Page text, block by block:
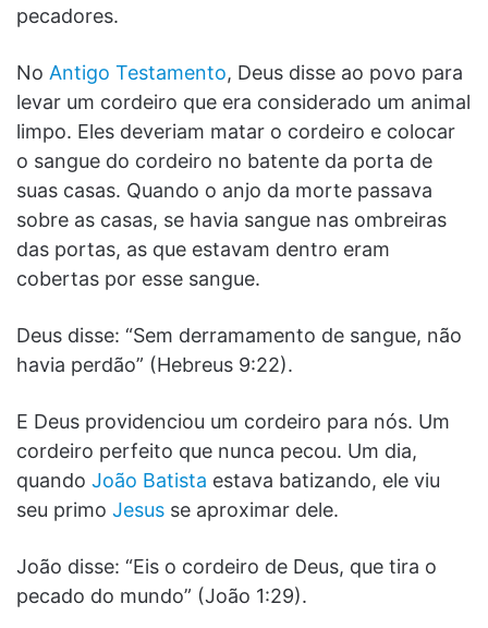
pecadores.
No Antigo Testamento, Deus disse ao povo para
levar um cordeiro que era considerado um animal
limpo. Eles deveriam matar o cordeiro e colocar
o sangue do cordeiro no batente da porta de
suas casas. Quando o anjo da morte passava
sobre as casas, se havia sangue nas ombreiras
das portas, as que estavam dentro eram
cobertas por esse sangue.
Deus disse: “Sem derramamento de sangue, não
havia perdão” (Hebreus 9:22).
E Deus providenciou um cordeiro para nós. Um
cordeiro perfeito que nunca pecou. Um dia,
quando João Batista estava batizando, ele viu
seu primo Jesus se aproximar dele.
João disse: “Eis o cordeiro de Deus, que tira o
pecado do mundo” (João 1:29).